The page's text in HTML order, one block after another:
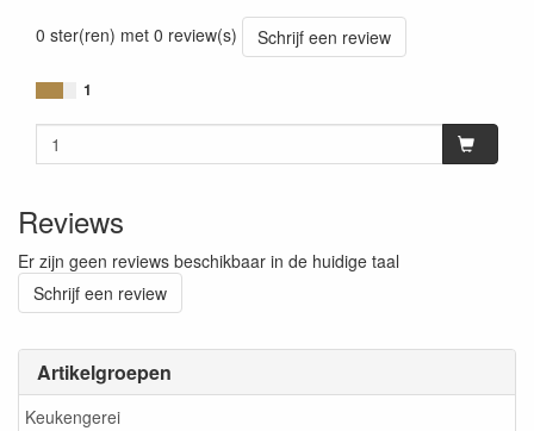
Artikelgroepen
Keukengerei
0 ster(ren) met 0 review(s)
Schrijf een review
1
Reviews
Er zijn geen reviews beschikbaar in de huidige taal
Schrijf een review